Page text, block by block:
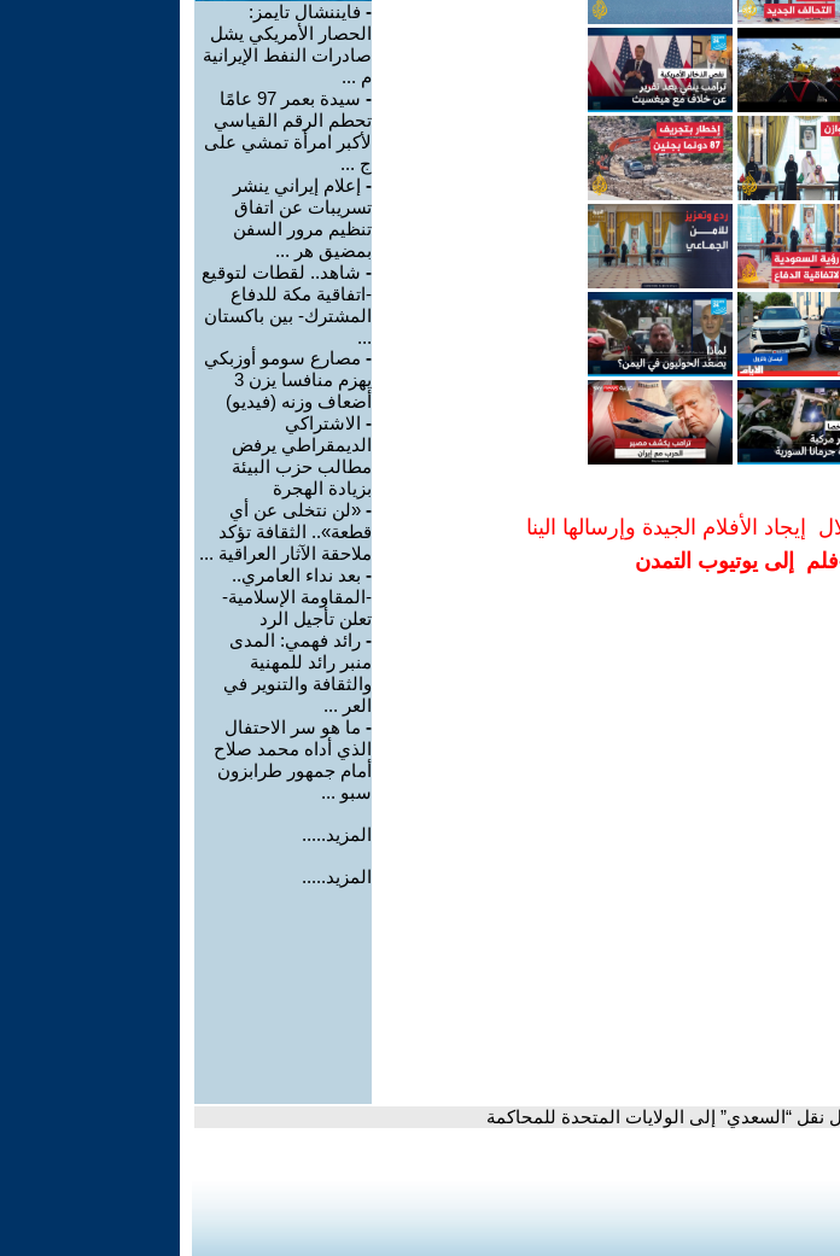
الأفلام الجيدة وإرسالها الينا
إلى يوتيوب التمدن
- فايننشال تايمز:
الحصار الأمريكي يشل
صادرات النفط الإيرانية
م ...
-
سيدة بعمر 97 عامًا
تحطم الرقم القياسي
لأكبر امرأة تمشي على
ج ...
- إعلام إيراني ينشر
تسريبات عن اتفاق
تنظيم مرور السفن
بمضيق هر ...
- شاهد.. لقطات لتوقيع
-اتفاقية مكة للدفاع
المشترك- بين باكستان
...
- مصارع سومو أوزبكي
يهزم منافسا يزن 3
أضعاف وزنه (فيديو)
- الاشتراكي
الديمقراطي يرفض
مطالب حزب البيئة
بزيادة الهجرة
- «لن نتخلى عن أي
قطعة».. الثقافة تؤكد
ملاحقة الآثار العراقية ...
- بعد نداء العامري..
-المقاومة الإسلامية-
تعلن تأجيل الرد
- رائد فهمي: المدى
منبر رائد للمهنية
والثقافة والتنوير في
العر ...
- ما هو سر الاحتفال
الذي أداه محمد صلاح
أمام جمهور طرابزون
سبو ...
المزيد.....
المزيد.....
نقل “السعدي” إلى الولايات المتحدة للمحاكمة